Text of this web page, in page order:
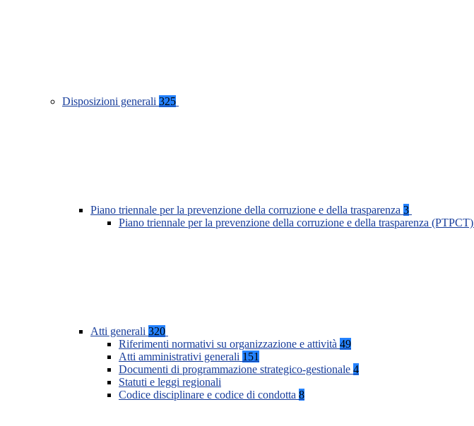
Disposizioni generali 325
Piano triennale per la prevenzione della corruzione e della trasparenza 3
Piano triennale per la prevenzione della corruzione e della trasparenza (PTPCT)
Atti generali 320
Riferimenti normativi su organizzazione e attività 49
Atti amministrativi generali 151
Documenti di programmazione strategico-gestionale 4
Statuti e leggi regionali
Codice disciplinare e codice di condotta 8